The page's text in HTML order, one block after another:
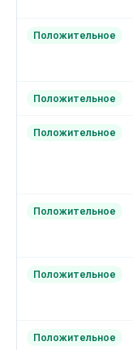
Положительное
Положительное
Положительное
Положительное
Положительное
Положительное